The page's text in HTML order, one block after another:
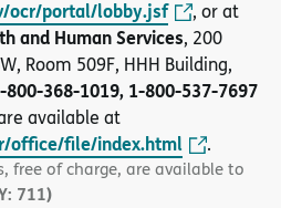
ocr/portal/lobby.jsf , or at
and Human Services, 200
Room 509F, HHH Building,
800-368-1019, 1-800-537-7697
available at
office/file/index.html .
free of charge, are available to
711)